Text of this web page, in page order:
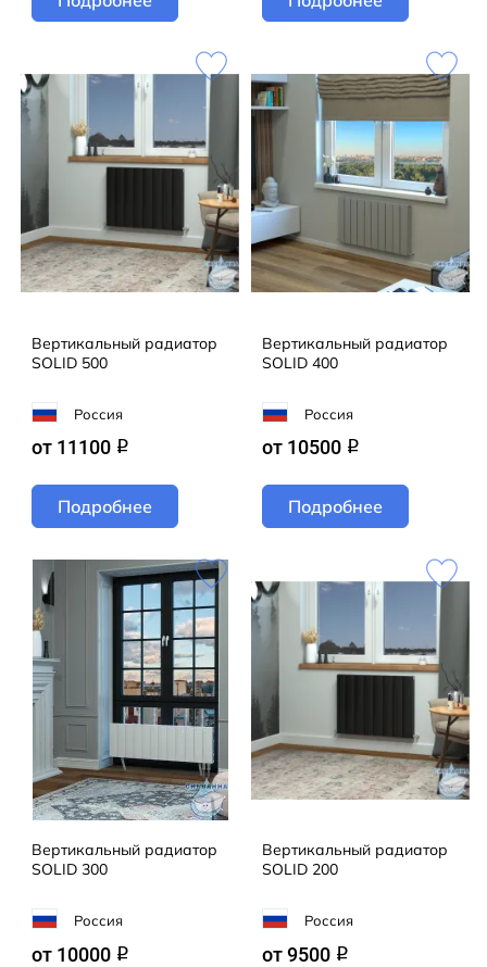
Вертикальный радиатор
SOLID 500
Россия
от 11100 q
Подробнее
Вертикальный радиатор
SOLID 400
Россия
от 10500 q
Подробнее
Вертикальный радиатор
SOLID 300
Россия
от 10000 q
Вертикальный радиатор
SOLID 200
Россия
от 9500 q